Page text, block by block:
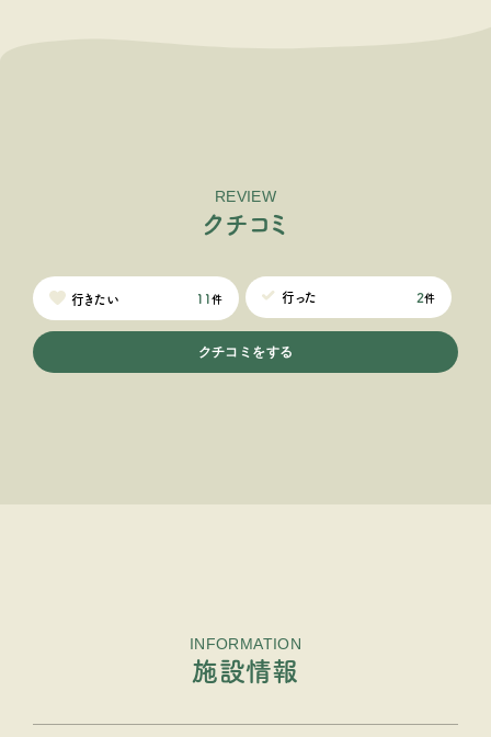
REVIEW
ク チ コ ミ
行きたい 11件 行った 2件
クチコミをする
INFORMATION
施設情報